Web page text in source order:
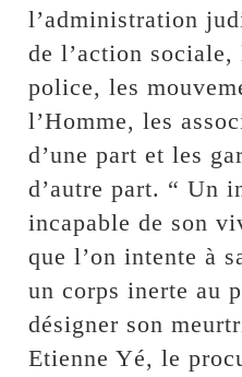
l’administration
de l’action
police, les
l’Homme, les
d’une part et les
d’autre part. “ Un
incapable de son
que l’on intente à
un corps inerte au
désigner son
Etienne Yé, le